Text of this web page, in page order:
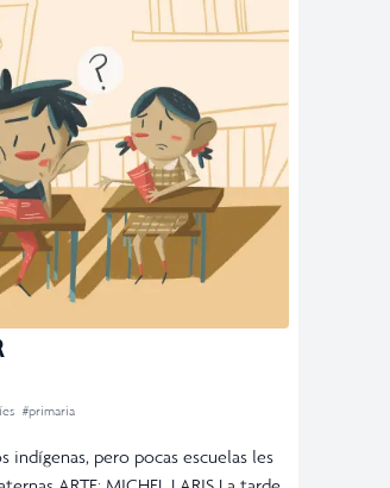
#primaria
indígenas, pero pocas escuelas les